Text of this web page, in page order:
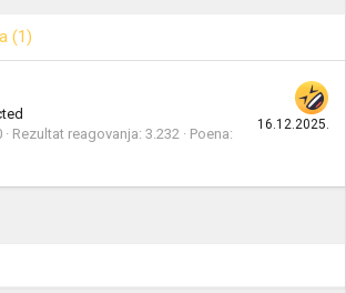
(1)
16.12.2025.
Rezultat reagovanja 3.232
Poena